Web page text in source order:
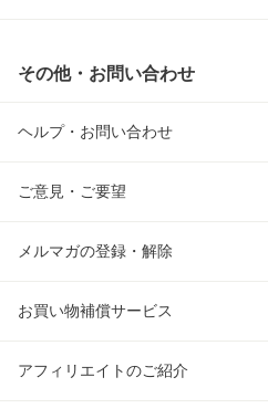
その他・お問い合わせ
ヘルプ・お問い合わせ
ご意見・ご要望
メルマガの登録・解除
お買い物補償サービス
アフィリエイトのご紹介